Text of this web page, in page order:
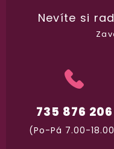
a okamžitě
Máte
735 876 206
(Po-Pá 7.00-
Nevíte si